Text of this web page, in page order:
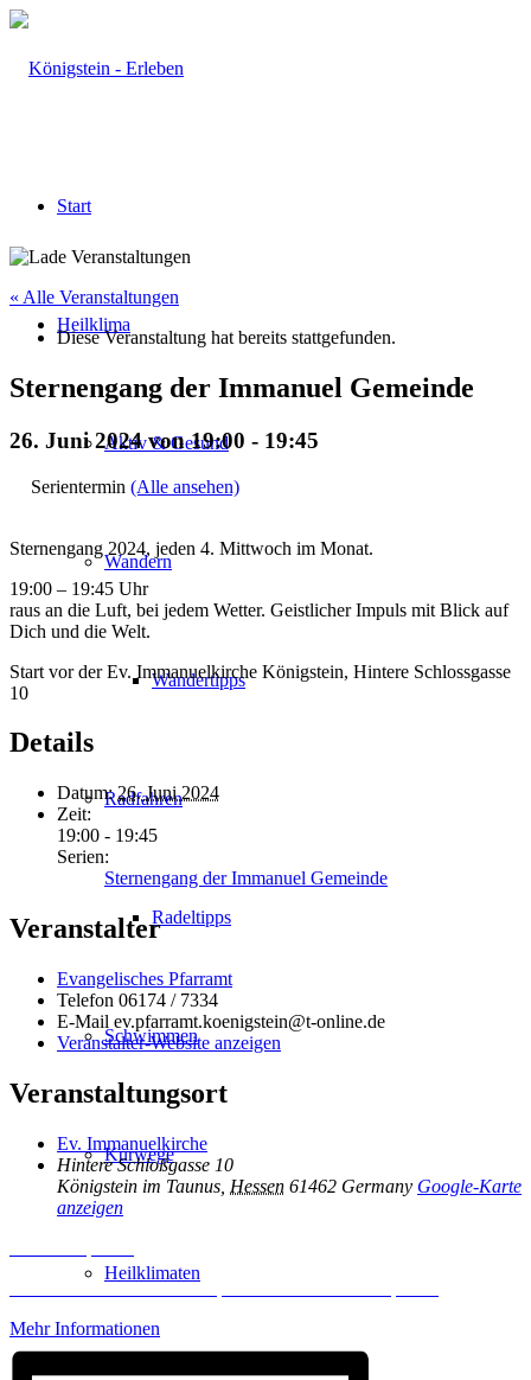
Start
Heilklima
Aktiv & Gesund
Wandern
Wandertipps
Radfahren
Radeltipps
Schwimmen
Kurwege
Heilklimaten
« Alle Veranstaltungen
Diese Veranstaltung hat bereits stattgefunden.
Sternengang der Immanuel Gemeinde
26. Juni 2024 von 19:00 - 19:45
Serientermin (Alle ansehen)
Sternengang 2024, jeden 4. Mittwoch im Monat.
19:00 – 19:45 Uhr
raus an die Luft, bei jedem Wetter. Geistlicher Impuls mit Blick auf
Dich und die Welt.
Start vor der Ev. Immanuelkirche Königstein, Hintere Schlossgasse
10
Details
Datum: 26. Juni 2024
Zeit:
19:00 - 19:45
Serien:
Sternengang der Immanuel Gemeinde
Veranstalter
Evangelisches Pfarramt
Telefon 06174 / 7334
E-Mail ev.pfarramt.koenigstein@t-online.de
Veranstalter-Website anzeigen
Veranstaltungsort
Ev. Immanuelkirche
Hintere Schloßgasse 10
Königstein im Taunus Hessen 61462 Germany Google-Karte
anzeigen
Erforderlichen Service akzeptieren und Inhalte entsperren
Mehr Informationen